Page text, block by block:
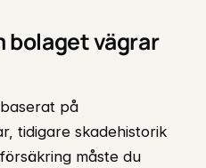
bolaget vägrar
på
tidigare skadehistorik
måste du